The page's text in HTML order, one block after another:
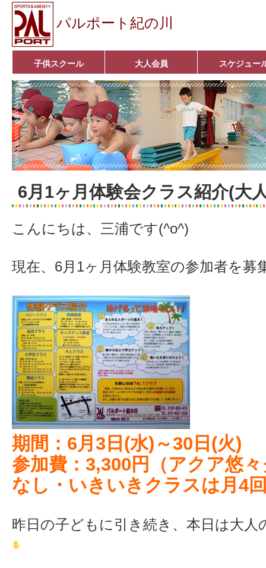
パルポート紀の川
子供スクール
ベビーコース
幼児コース
小学生コース
育成コース
選手コース
キッズパーク(体操教室)
子どもダンス教室
■入会案内■
大人会員
アクア悠々クラブ
いきいきコース
■入会案内■
スケジュー
6月1ヶ月体験会クラス紹介(大
こんにちは、三浦です(^o^)
現在、6月1ヶ月体験教室の参加者を募
期間：6月3日(水)～30日(火)
参加費：3,300円（アクア悠
なし・いきいきクラスは月4
昨日の子どもに引き続き、本日は大